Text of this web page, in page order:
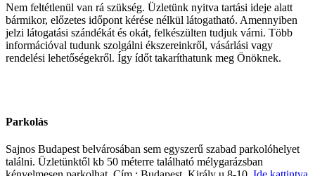
Nem feltétlenül van rá szükség. Üzletünk nyitva tartási ideje alatt
bármikor, előzetes időpont kérése nélkül látogatható. Amennyiben
jelzi látogatási szándékát és okát, felkészülten tudjuk várni. Több
információval tudunk szolgálni ékszereinkről, vásárlási vagy
rendelési lehetőségekről. Így ídőt takaríthatunk meg Önöknek.
Parkolás
Sajnos Budapest belvárosában sem egyszerű szabad parkolóhelyet
találni. Üzletünktől kb 50 méterre található mélygarázsban